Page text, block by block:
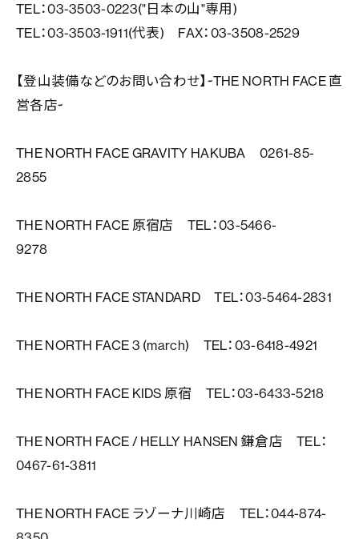
TEL：03-3503-0223("日本の山"専用)
TEL：03-3503-1911(代表) FAX：03-3508-2529
【登山装備などのお問い合わせ】~THE NORTH FACE 直
営各店~
THE NORTH FACE GRAVITY HAKUBA 0261-85-
2855
THE NORTH FACE 原宿店 TEL：03-5466-
9278
THE NORTH FACE STANDARD TEL：03-5464-2831
THE NORTH FACE 3 (march) TEL：03-6418-4921
THE NORTH FACE KIDS 原宿 TEL：03-6433-5218
THE NORTH FACE / HELLY HANSEN 鎌倉店 TEL：
0467-61-3811
THE NORTH FACE ラゾーナ川崎店 TEL：044-874-